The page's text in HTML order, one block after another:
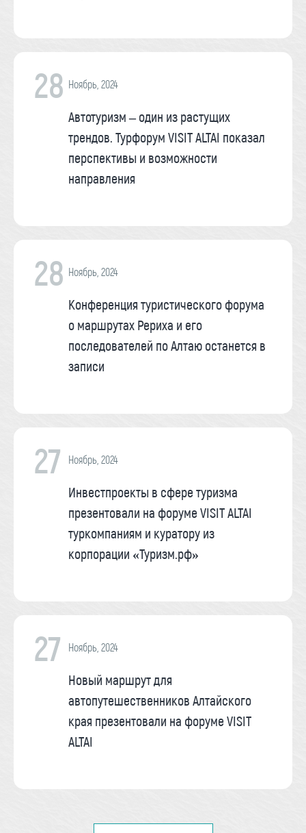
28 Ноябрь, 2024
Автотуризм – один из растущих
трендов. Турфорум VISIT ALTAI показал
перспективы и возможности
направления
28 Ноябрь, 2024
Конференция туристического форума
о маршрутах Рериха и его
последователей по Алтаю останется в
записи
27 Ноябрь, 2024
Инвестпроекты в сфере туризма
презентовали на форуме VISIT ALTAI
туркомпаниям и куратору из
корпорации «Туризм.рф»
27 Ноябрь, 2024
Новый маршрут для
автопутешественников Алтайского
края презентовали на форуме VISIT
ALTAI